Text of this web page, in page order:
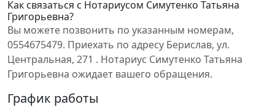
Как связаться с Нотариусом Симутенко Татьяна
Григорьевна?
Вы можете позвонить по указанным номерам,
0554675479. Приехать по адресу Берислав, ул.
Центральная, 271 . Нотариус Симутенко Татьяна
Григорьевна ожидает вашего обращения.
График работы